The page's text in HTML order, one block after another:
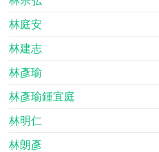
林庭安
林建志
林彥瑜
林彥瑜鍾宜庭
林明仁
林朗彥